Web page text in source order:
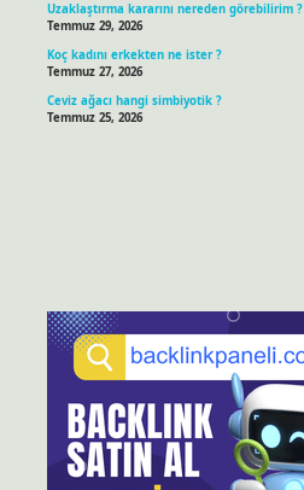
Uzaklaştırma kararını nereden görebilirim ?
Temmuz 29, 2026
Koç kadını erkekten ne ister ?
Temmuz 27, 2026
Ceviz ağacı hangi simbiyotik ?
Temmuz 25, 2026